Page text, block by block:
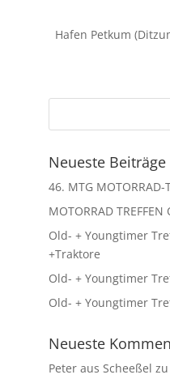
Hafen Petkum
Neueste Beiträge
46. MTG MOTORRAD-
MOTORRAD TREFFEN
Old- + Youngtimer
+Traktore
Old- + Youngtimer
Old- + Youngtimer
Neueste
Peter aus Scheeßel zu